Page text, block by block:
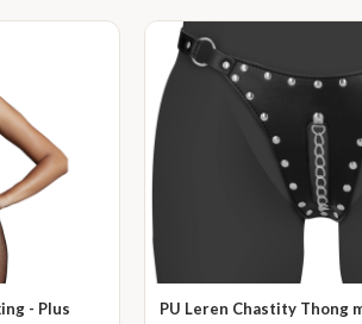
- Plus
PU Leren Chastity Thong